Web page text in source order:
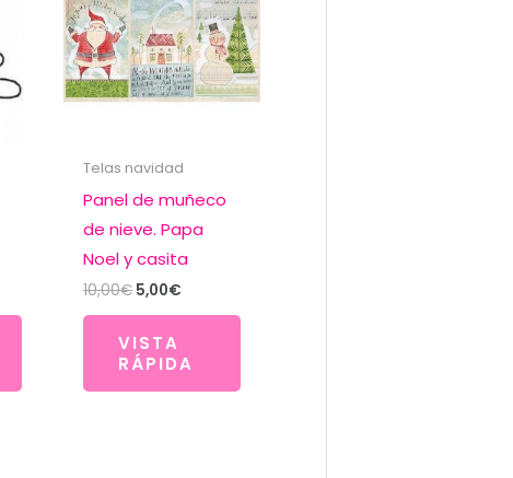
Telas navidad
Panel de muñeco
de nieve. Papa
Noel y casita
10,00€ El
era:
10,00€.
5,00€
5,00€.
VISTA
RÁPIDA